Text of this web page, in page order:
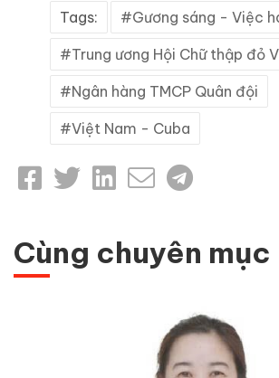
Tags: Gương sáng - Việc
Trung ương Hội Chữ thập đỏ
Ngân hàng TMCP Quân đội
Việt Nam - Cuba
Cùng chuyên mục